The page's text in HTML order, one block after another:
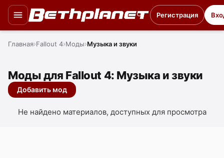
Регистрация
Главная Fallout 4 Моды Музыка и звуки
Моды для Fallout 4: Музыка и звуки
Добавить мод
Не найдено материалов, доступных для просмотра